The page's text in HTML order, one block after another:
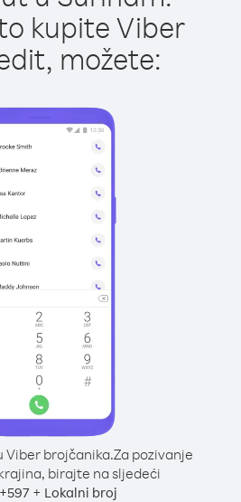
kupite Viber
možete:
Viber brojčanika.Za pozivanje
birajte na sljedeći
+597 + Lokalni broj